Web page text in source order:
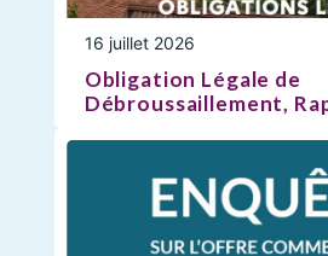
16 juillet 2026
Obligation Légale de
Débroussaillement,